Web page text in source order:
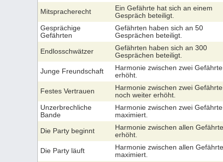
Mitspracherecht
Ein Gefährte hat sich an einem
Gespräch beteiligt.
Gesprächige
Gefährten
Gefährten haben sich an 50
Gesprächen beteiligt.
Endlosschwätzer
Gefährten haben sich an 300
Gesprächen beteiligt.
Junge Freundschaft
Harmonie zwischen zwei
erhöht.
Festes Vertrauen
Harmonie zwischen zwei
noch weiter erhöht.
Unzerbrechliche
Bande
Harmonie zwischen zwei
maximiert.
Die Party beginnt
Harmonie zwischen allen
erhöht.
Die Party läuft
Harmonie zwischen allen
maximiert.